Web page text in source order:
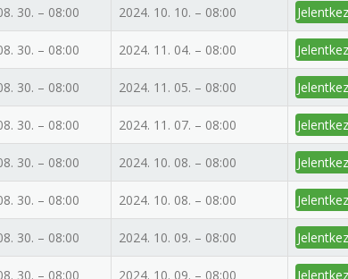
30. – 08:00 2024. 10. 10. – 08:00
30. – 08:00 2024. 11. 04. – 08:00
30. – 08:00 2024. 11. 05. – 08:00
30. – 08:00 2024. 11. 07. – 08:00
30. – 08:00 2024. 10. 08. – 08:00
30. – 08:00 2024. 10. 08. – 08:00
30. – 08:00 2024. 10. 09. – 08:00
30. – 08:00 2024. 10. 09. – 08:00